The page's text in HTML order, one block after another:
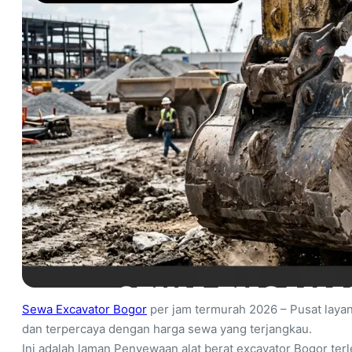
Sewa Excavator Bogor per jam termurah 2026 – Pusat
dan terpercaya dengan harga sewa yang terjangkau.
Ini adalah laman Penyewaan alat berat excavator Bogor